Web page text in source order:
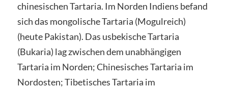
chinesischen Tartaria. Im Norden Indiens befand
sich das mongolische Tartaria (Mogulreich)
(heute Pakistan). Das usbekische Tartaria
(Bukaria) lag zwischen dem unabhängigen
Tartaria im Norden; Chinesisches Tartaria im
Nordosten; Tibetisches Tartaria im